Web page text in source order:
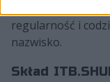
regularność i
nazwisko.
Skład